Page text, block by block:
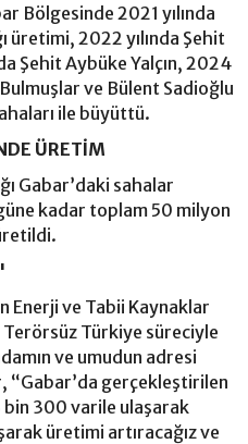
Bölgesinde 2021 yılında
üretimi, 2022 yılında Şehit
Şehit Aybüke Yalçın, 2024
ve Bülent Sadioğlu
ile büyüttü.
ÜRETİM
Gabar’daki sahalar
kadar toplam 50 milyon
Enerji ve Tabii Kaynaklar
Türkiye süreciyle
ve umudun adresi
gerçekleştirilen
300 varile ulaşarak
üretimi artıracağız ve